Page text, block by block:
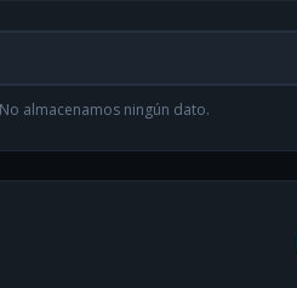
almacenamos ningún dato.